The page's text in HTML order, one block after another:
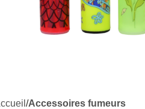
Accessoires fumeurs